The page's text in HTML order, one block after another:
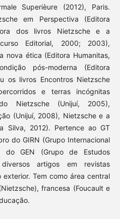
Superièure (2012), Paris.
em Perspectiva (Editora
dos livros Nietzsche e a
Editorial, 2000; 2003),
nova ética (Editora Humanitas,
pós-moderna (Editora
os livros Encontros Nietzsche
e terras incógnitas
Nietzsche (Unijuí, 2005),
(Unijuí, 2008), Nietzsche e a
Silva, 2012). Pertence ao GT
do GIRN (Grupo Internacional
do GEN (Grupo de Estudos
diversos artigos em revistas
Tem como área central
francesa (Foucault e